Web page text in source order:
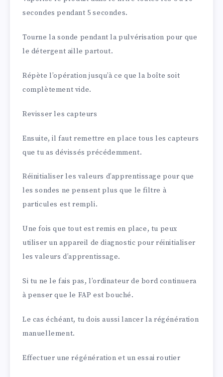
secondes pendant 5 secondes.
Tourne la sonde pendant la pulvérisation pour que
le détergent aille partout.
Répète l’opération jusqu’à ce que la boîte soit
complètement vide.
Revisser les capteurs
Ensuite, il faut remettre en place tous les capteurs
que tu as dévissés précédemment.
Réinitialiser les valeurs d’apprentissage pour que
les sondes ne pensent plus que le filtre à
particules est rempli.
Une fois que tout est remis en place, tu peux
utiliser un appareil de diagnostic pour réinitialiser
les valeurs d’apprentissage.
Si tu ne le fais pas, l’ordinateur de bord continuera
à penser que le FAP est bouché.
Le cas échéant, tu dois aussi lancer la régénération
manuellement.
Effectuer une régénération et un essai routier